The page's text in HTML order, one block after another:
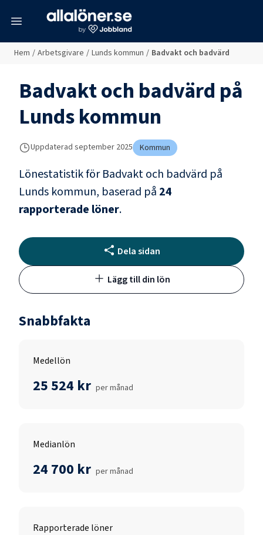
Hem / Arbetsgivare / Lunds kommun / Badvakt och badvärd
Badvakt och badvärd på
Lunds kommun
Uppdaterad september 2025 Kommun
Lönestatistik förBadvakt och badvärd på
Lunds kommun, baserad på 24
rapporterade löner.
Dela sidan
Lägg till din lön
Snabbfakta
Medellön
25 524 kr per månad
Medianlön
24 700 kr per månad
Rapporterade löner